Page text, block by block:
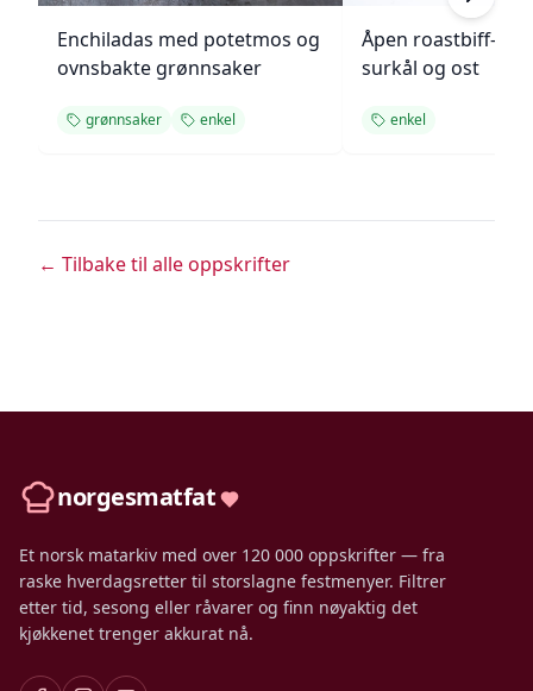
Enchiladas med potetmos og
ovnsbakte grønnsaker
grønnsaker enkel
Åpen roastbiff-
surkål og ost
enkel
← Tilbake til alle oppskrifter
norgesmatfat
Et norsk matarkiv med over 120 000 oppskrifter — fra
raske hverdagsretter til storslagne festmenyer. Filtrer
etter tid, sesong eller råvarer og finn nøyaktig det
kjøkkenet trenger akkurat nå.